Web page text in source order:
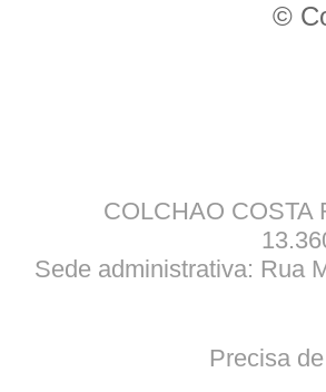
©
COLCHAO COSTA
Sede administrativa: Rua
Precisa